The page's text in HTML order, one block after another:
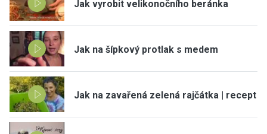
Jak vyrobit velikonočního beránka
Jak na šípkový protlak s medem
Jak na zavařená zelená rajčátka | recept